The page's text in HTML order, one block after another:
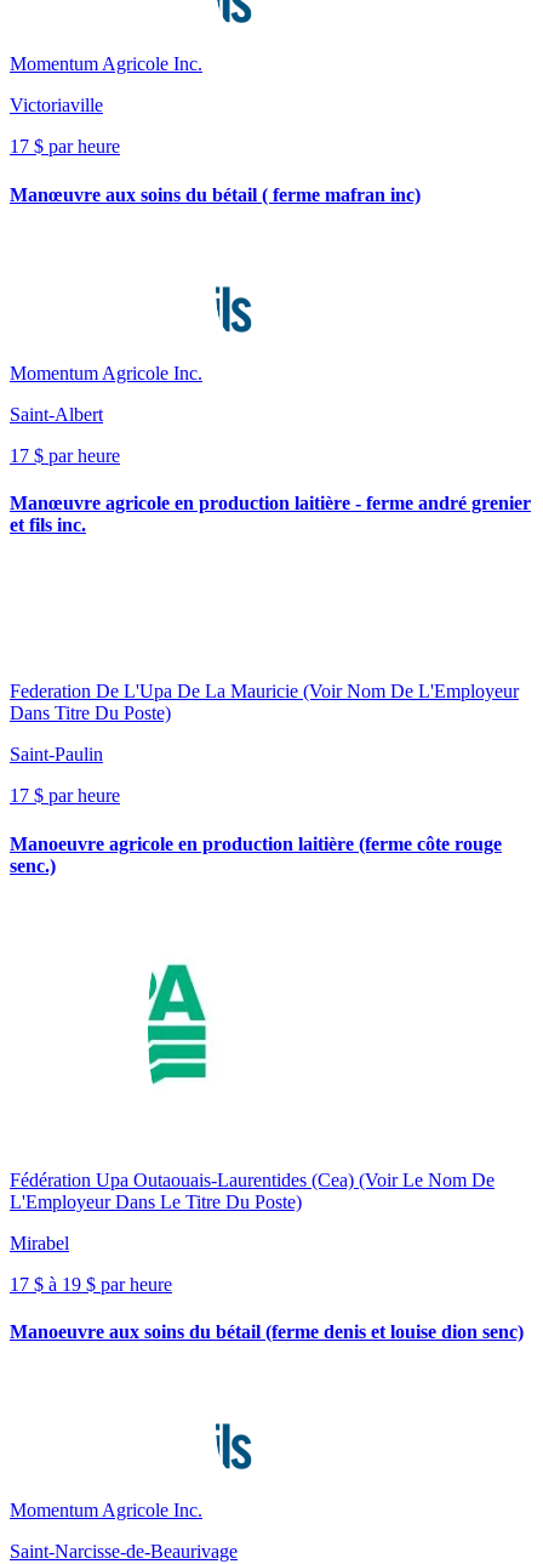
Momentum Agricole Inc.
Victoriaville
17 $ par heure
Manœuvre aux soins du bétail ( ferme mafran inc)
Momentum Agricole Inc.
Saint-Albert
17 $ par heure
Manœuvre agricole en production laitière - ferme andré grenier
et fils inc.
Federation De L'Upa De La Mauricie (Voir Nom De L'Employeur
Dans Titre Du Poste)
Saint-Paulin
17 $ par heure
Manoeuvre agricole en production laitière (ferme côte rouge
senc.)
Fédération Upa Outaouais-Laurentides (Cea) (Voir Le Nom De
L'Employeur Dans Le Titre Du Poste)
Mirabel
17 $ à 19 $ par heure
Manoeuvre aux soins du bétail (ferme denis et louise dion senc)
Momentum Agricole Inc.
Saint-Narcisse-de-Beaurivage